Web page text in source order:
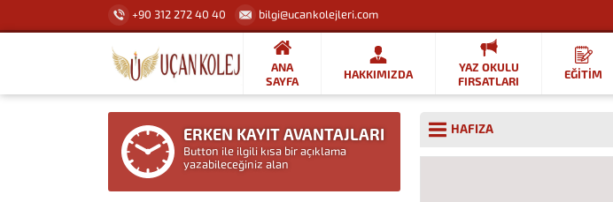
+90 312 272 40 40 bilgi@ucankolejleri.com
ANA
SAYFA
HAKKIMIZDA
YAZ OKULU
FIRSATLARI
EĞİTİM
HAFIZA
ERKEN KAYIT AVANTAJLARI
Button ile ilgili kısa bir açıklama
yazabileceğiniz alan